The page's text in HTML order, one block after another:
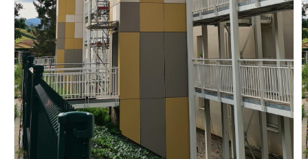
Vous recherchez&nbsp;:
Rechercher